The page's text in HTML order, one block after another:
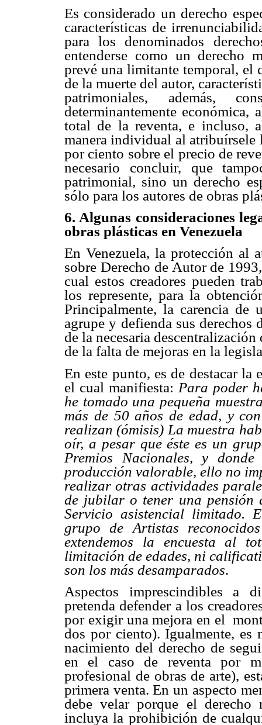
Es considerado un derecho
características de
para los denominados
entenderse como un derecho
prevé una limitante temporal, el
de la muerte del autor,
patrimoniales, además,
determinantemente
total de la reventa, e incluso,
manera individual al atribuírsele
por ciento sobre el precio de
necesario concluir, que
patrimonial, sino un derecho
sólo para los autores de obras
6. Algunas consideraciones
obras plásticas en Venezuela
En Venezuela, la protección al
sobre Derecho de Autor de
cual estos creadores pueden
los represente, para la
Principalmente, la carencia de
agrupe y defienda sus
de la necesaria
de la falta de mejoras en la
En este punto, es de destacar
el cual manifiesta:  Para poder
he tomado una pequeña
más de 50 años de edad, y
realizan (ómisis) La muestra
oír, a pesar que éste es un
Premios Nacionales, y
producción valorable, ello no
realizar otras actividades
de jubilar o tener una pensión
Servicio asistencial limitado.
grupo de Artistas
extendemos la encuesta al
limitación de edades, ni
son los más desamparados.
Aspectos imprescindibles a
pretenda defender a los
por exigir una mejora en el
dos por ciento). Igualmente, es
nacimiento del derecho de
en el caso de reventa por
profesional de obras de arte),
primera venta. En un aspecto
debe velar porque el
incluya la prohibición de